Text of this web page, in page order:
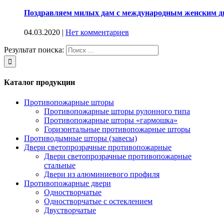
Поздравляем милых дам с международным женским
04.03.2020 | Нет комментариев
Результат поиска:
Каталог продукции
Противопожарные шторы
Противопожарные шторы рулонного типа
Противопожарные шторы «гармошка»
Горизонтальные противопожарные шторы
Противодымные шторы (завесы)
Двери светопрозрачные противопожарные
Двери светопрозрачные противопожарные
стальные
Двери из алюминиевого профиля
Противопожарные двери
Одностворчатые
Одностворчатые с остеклением
Двустворчатые